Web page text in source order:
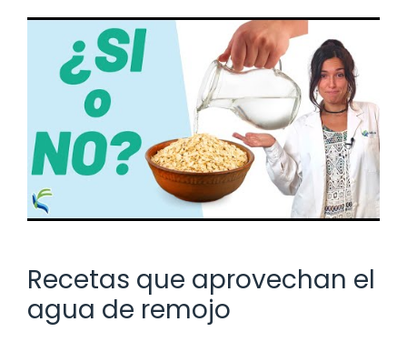
Recetas que aprovechan el
agua de remojo